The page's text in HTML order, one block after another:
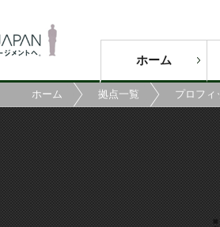
ホーム
ホーム 拠点一覧 プロフィ